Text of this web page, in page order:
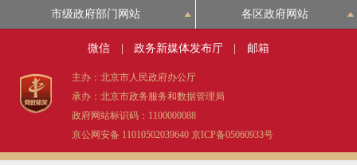
市级政府部门网站 各区政府网站
微信 政务新媒体发布厅 邮箱
主办：北京市人民政府办公厅
承办：北京市政务服务和数据管理局
政府网站标识码：1100000088
京公网安备 11010502039640 京ICP备05060933号